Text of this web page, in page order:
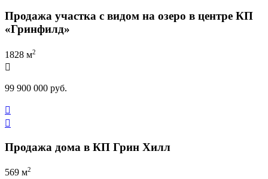
Продажа участка с видом на озеро в центре КП
«Гринфилд»
1828 м2

99 900 000 руб.


Продажа дома в КП Грин Хилл
569 м2